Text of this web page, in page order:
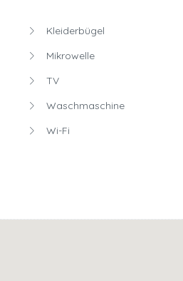
Kleiderbügel
Mikrowelle
TV
Waschmaschine
Wi-Fi